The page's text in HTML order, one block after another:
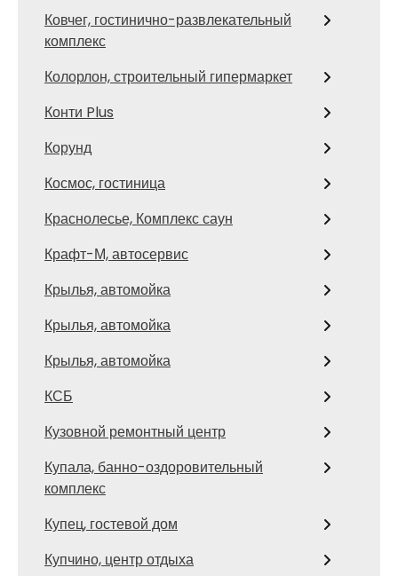
Ковчег, гостинично-развлекательный
комплекс
Колорлон, строительный гипермаркет
Конти Plus
Корунд
Космос, гостиница
Краснолесье, Комплекс саун
Крафт-М, автосервис
Крылья, автомойка
Крылья, автомойка
Крылья, автомойка
КСБ
Кузовной ремонтный центр
Купала, банно-оздоровительный
комплекс
Купец, гостевой дом
Купчино, центр отдыха